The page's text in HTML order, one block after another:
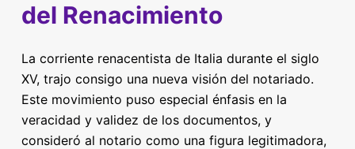
del Renacimiento
La corriente renacentista de Italia durante el siglo
XV, trajo consigo una nueva visión del notariado.
Este movimiento puso especial énfasis en la
veracidad y validez de los documentos, y
consideró al notario como una figura legitimadora,